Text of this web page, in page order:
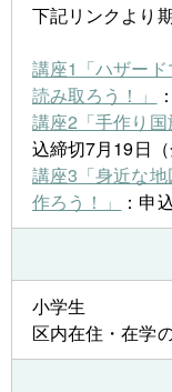
下記リンクより
講座1「ハザー
読み取ろう！」
講座2「手作り国
込締切7月19日（
講座3「身近な
作ろう！」
：申
小学生
区内在住・在学